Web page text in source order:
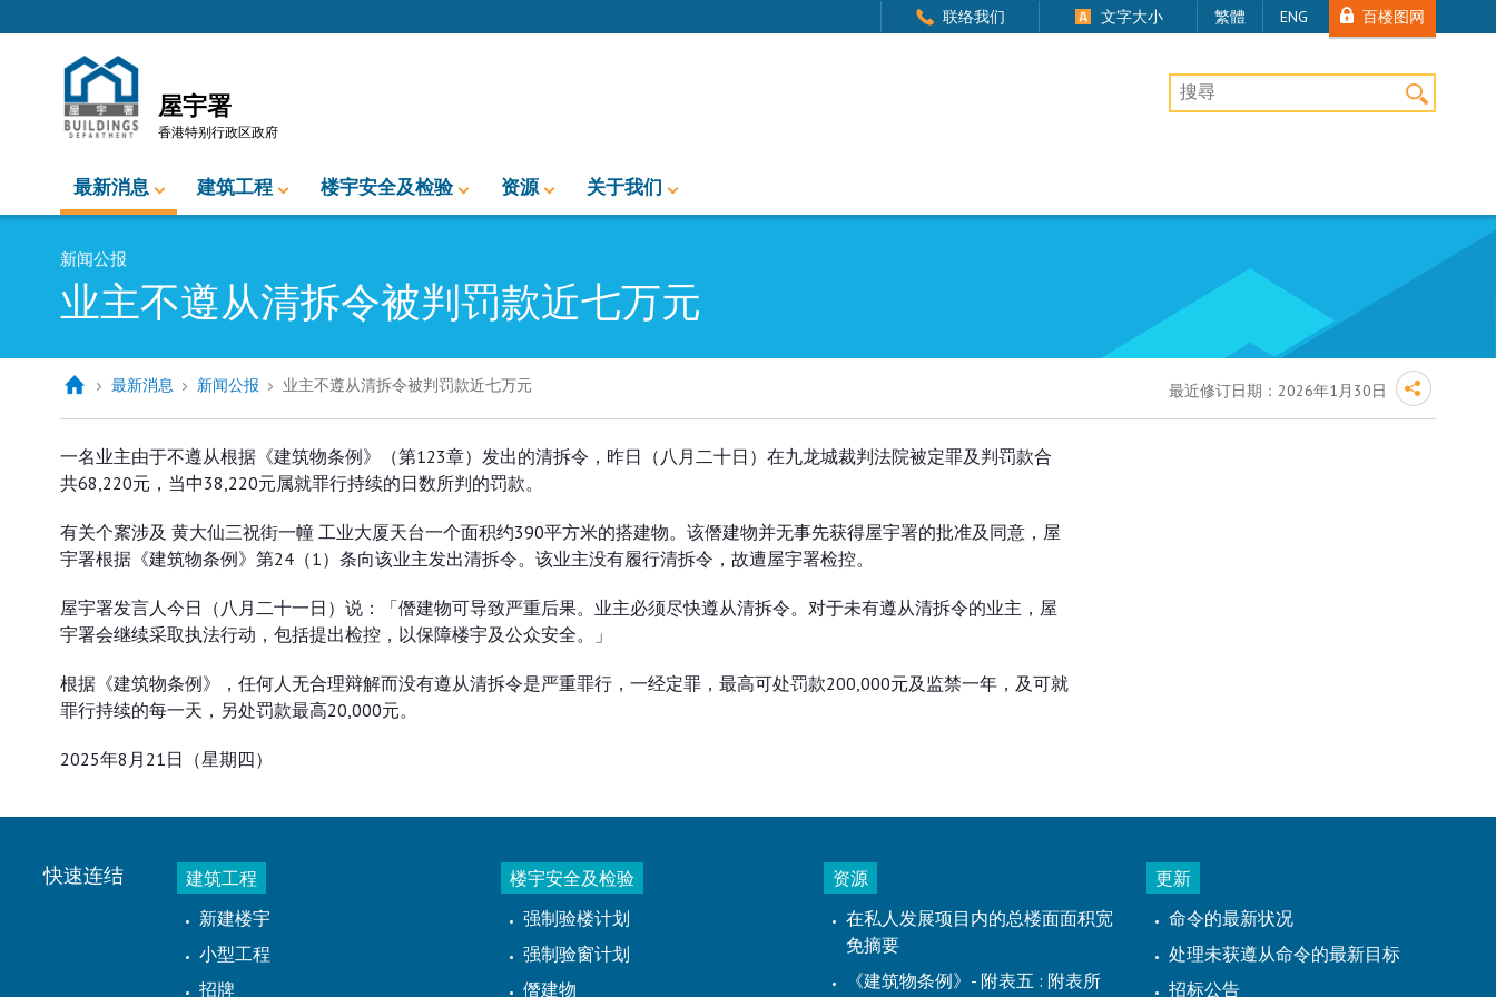
联络我们 文字大小 繁體 ENG 百楼图网
屋宇署
香港特别行政区政府
桌上版网站搜寻
最新消息 建筑工程 楼宇安全及检验 资源 关于我们
新闻公报
业主不遵从清拆令被判罚款近七万元
最新消息 新闻公报 业主不遵从清拆令被判罚款近七万元 最近修订日期：2026年1月30日
业主不遵从清拆令被判罚款近七万元
一名业主由于不遵从根据《建筑物条例》（第123章）发出的清拆令，昨日（八月二十日）在九龙城裁判法院被定罪及判罚款合
共68,220元，当中38,220元属就罪行持续的日数所判的罚款。
有关个䅁涉及 黄大仙三祝街一幢 工业大厦天台一个面积约390平方米的搭建物。该僭建物并无事先获得屋宇署的批准及同意，屋
宇署根据《建筑物条例》第24（1）条向该业主发出清拆令。该业主没有履行清拆令，故遭屋宇署检控。
屋宇署发言人今日（八月二十一日）说：「僭建物可导致严重后果。业主必须尽快遵从清拆令。对于未有遵从清拆令的业主，屋
宇署会继续采取执法行动，包括提出检控，以保障楼宇及公众安全。」
根据《建筑物条例》，任何人无合理辩解而没有遵从清拆令是严重罪行，一经定罪，最高可处罚款200,000元及监禁一年，及可就
罪行持续的每一天，另处罚款最高20,000元。
2025年8月21日（星期四）
快速连结
建筑工程
新建楼宇
小型工程
招牌
楼宇安全及检验
强制验楼计划
强制验窗计划
僭建物
资源
在私人发展项目内的总楼面面积宽
免摘要
《建筑物条例》- 附表五 : 附表所
更新
命令的最新状况
处理未获遵从命令的最新目标
招标公告